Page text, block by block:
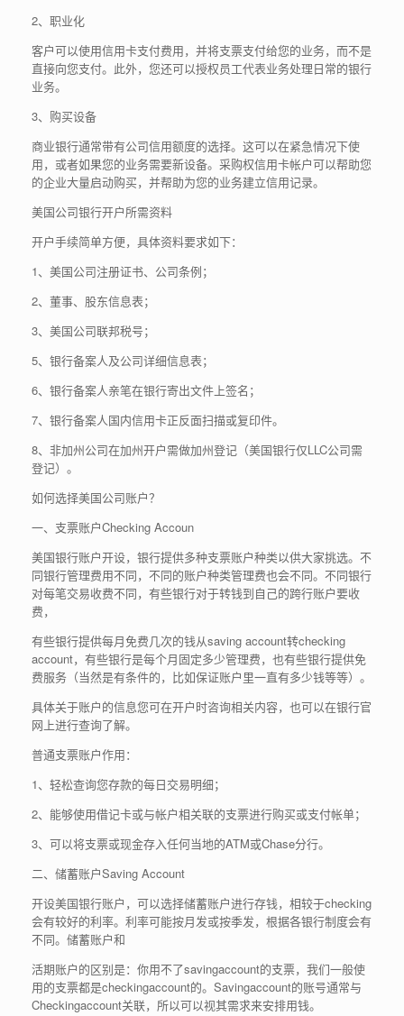
2、职业化
客户可以使用信用卡支付费用，并将支票支付给您的业务，而不是
直接向您支付。此外，您还可以授权员工代表业务处理日常的银行
业务。
3、购买设备
商业银行通常带有公司信用额度的选择。这可以在紧急情况下使
用，或者如果您的业务需要新设备。采购权信用卡帐户可以帮助您
的企业大量启动购买，并帮助为您的业务建立信用记录。
美国公司银行开户所需资料
开户手续简单方便，具体资料要求如下：
1、美国公司注册证书、公司条例；
2、董事、股东信息表；
3、美国公司联邦税号；
5、银行备案人及公司详细信息表；
6、银行备案人亲笔在银行寄出文件上签名；
7、银行备案人国内信用卡正反面扫描或复印件。
8、非加州公司在加州开户需做加州登记（美国银行仅LLC公司需
登记）。
如何选择美国公司账户？
一、支票账户Checking Accoun
美国银行账户开设，银行提供多种支票账户种类以供大家挑选。不
同银行管理费用不同，不同的账户种类管理费也会不同。不同银行
对每笔交易收费不同，有些银行对于转钱到自己的跨行账户要收
费，
有些银行提供每月免费几次的钱从saving account转checking
account，有些银行是每个月固定多少管理费，也有些银行提供免
费服务（当然是有条件的，比如保证账户里一直有多少钱等等）。
具体关于账户的信息您可在开户时咨询相关内容，也可以在银行官
网上进行查询了解。
普通支票账户作用：
1、轻松查询您存款的每日交易明细；
2、能够使用借记卡或与帐户相关联的支票进行购买或支付帐单；
3、可以将支票或现金存入任何当地的ATM或Chase分行。
二、储蓄账户Saving Account
开设美国银行账户，可以选择储蓄账户进行存钱，相较于checking
会有较好的利率。利率可能按月发或按季发，根据各银行制度会有
不同。储蓄账户和
活期账户的区别是：你用不了savingaccount的支票，我们一般使
用的支票都是checkingaccount的。Savingaccount的账号通常与
Checkingaccount关联，所以可以视其需求来安排用钱。